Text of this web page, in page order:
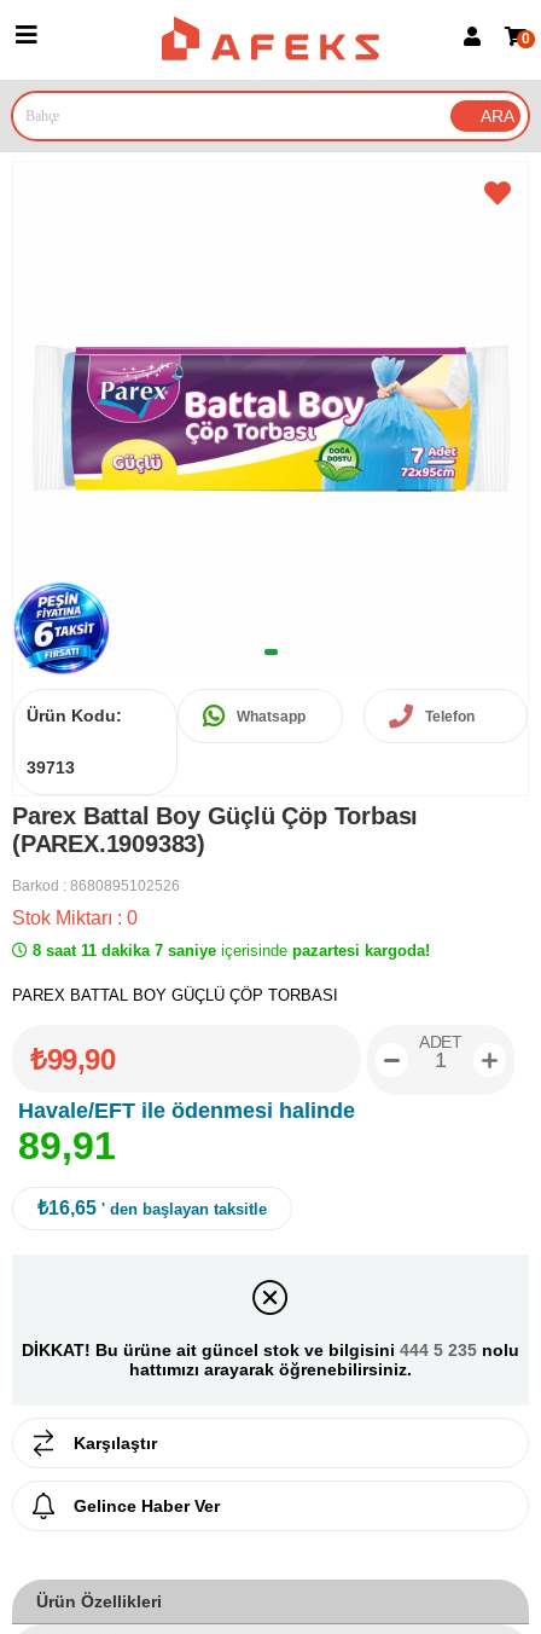
Google İle Bağlan
0
Ürün Kodu:
39713
Whatsapp Telefon
Parex Battal Boy Güçlü Çöp Torbası
(PAREX.1909383)
Barkod : 8680895102526
Stok Miktarı : 0
8 saat 11 dakika 7 saniye içerisinde pazartesi kargoda!
PAREX BATTAL BOY GÜÇLÜ ÇÖP TORBASI
₺99,90
Havale/EFT ile ödenmesi halinde
89,91
ADET
₺16,65 ' den başlayan taksitle
DİKKAT! Bu ürüne ait güncel stok ve bilgisini 444 5 235 nolu
hattımızı arayarak öğrenebilirsiniz.
Karşılaştır
Gelince Haber Ver
Ürün Özellikleri